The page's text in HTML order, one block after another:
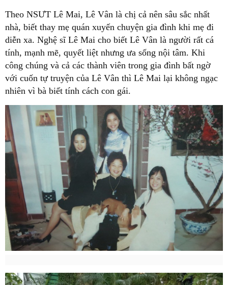
Theo NSƯT Lê Mai, Lê Vân là chị cả nên sâu sắc nhất
nhà, biết thay mẹ quán xuyến chuyện gia đình khi mẹ đi
diễn xa. Nghệ sĩ Lê Mai cho biết Lê Vân là người rất cá
tính, mạnh mẽ, quyết liệt nhưng ưa sống nội tâm. Khi
công chúng và cả các thành viên trong gia đình bất ngờ
với cuốn tự truyện của Lê Vân thì Lê Mai lại không ngạc
nhiên vì bà biết tính cách con gái.